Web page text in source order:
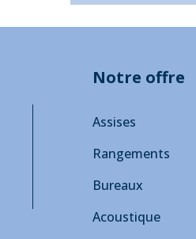
Notre offre
Assises
Rangements
Bureaux
Acoustique